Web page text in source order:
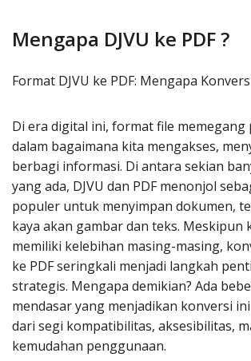
Mengapa DJVU ke PDF ?
Format DJVU ke PDF: Mengapa
Di era digital ini, format file memegang
dalam bagaimana kita mengakses,
berbagi informasi. Di antara sekian
yang ada, DJVU dan PDF menonjol
populer untuk menyimpan dokumen,
kaya akan gambar dan teks. Meskipun
memiliki kelebihan masing-masing,
ke PDF seringkali menjadi langkah
strategis. Mengapa demikian? Ada
mendasar yang menjadikan konversi
dari segi kompatibilitas, aksesibilitas,
kemudahan penggunaan.